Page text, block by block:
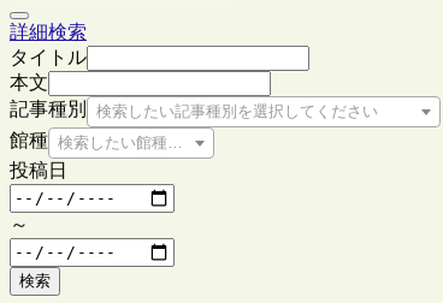
詳細検索
タイトル
本文
記事種別
検索したい記事種別を選択してください
館種 検索したい館種を選択してください
投稿日
～
検索